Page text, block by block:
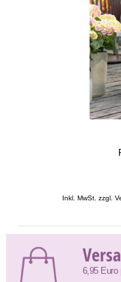
Inkl. MwSt. zzgl.
6,95 Euro